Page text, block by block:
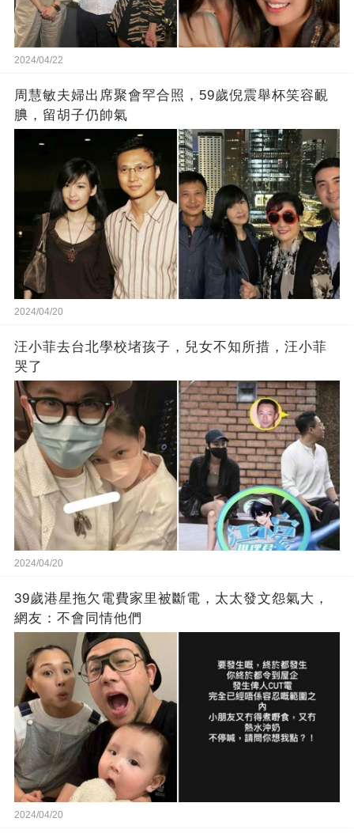
2024/04/22
周慧敏夫婦出席聚會罕合照，59歲倪震舉杯笑容靦
腆，留胡子仍帥氣
2024/04/20
汪小菲去台北學校堵孩子，兒女不知所措，汪小菲
哭了
2024/04/20
39歲港星拖欠電費家里被斷電，太太發文怨氣大，
網友：不會同情他們
2024/04/20